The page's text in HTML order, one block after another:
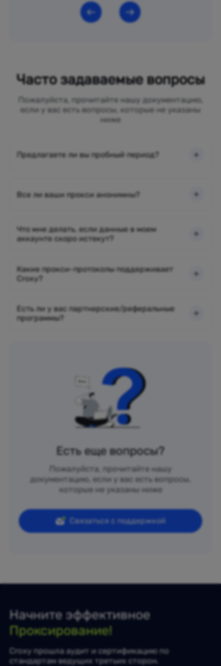
Часто задаваемые вопросы
Пожалуйста, прочитайте нашу документацию,
если у вас есть вопросы, которые не указаны
ниже
Предлагаете ли вы пробный период?
Все ли ваши прокси анонимны?
Что мне делать, если данные в моем
аккаунте скоро истекут?
Какие прокси-протоколы поддерживает
Croxy?
Есть ли у вас партнерские/реферальные
программы?
Есть еще вопросы?
Пожалуйста, прочитайте нашу
документацию, если у вас есть вопросы,
которые не указаны ниже
Связаться с поддержкой
Начните эффективное
Проксирование!
Croxy прошла аудит и сертификацию по
стандартам ведущих третьих сторон.